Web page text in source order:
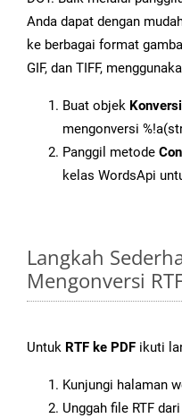
Anda dapat dengan
ke berbagai format
GIF, dan TIFF,
Buat objek
mengonversi
Panggil metode
kelas WordsApi
Langkah
Mengonversi
Untuk RTF ke PDF ikuti
Kunjungi halaman
Unggah file RTF